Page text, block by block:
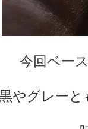
今回ベー
やグレーと